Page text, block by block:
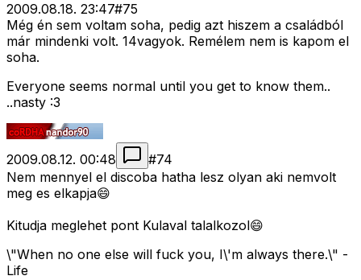
2009.08.18. 23:47#75
Még én sem voltam soha, pedig azt hiszem a családból
már mindenki volt. 14vagyok. Remélem nem is kapom el
soha.
Everyone seems normal until you get to know them..
..nasty :3
2009.08.12. 00:48 #74
Nem mennyel el discoba hatha lesz olyan aki nemvolt
meg es elkapja😄
Kitudja meglehet pont Kulaval talalkozol😄
\"When no one else will fuck you, I\'m always there.\" -
Life